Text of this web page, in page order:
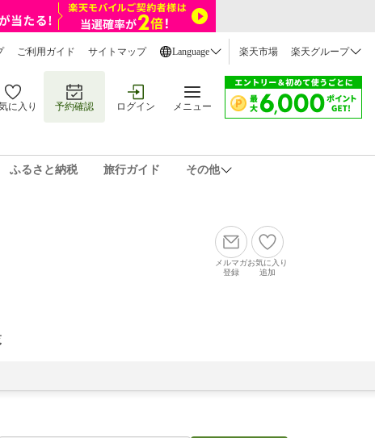
ご利用ガイド サイトマップ Language 楽天市場 楽天グループ
に入り 予約確認 ログイン メニュー
ふるさと納税 旅行ガイド その他
メルマガ
登録
お気に入り
追加